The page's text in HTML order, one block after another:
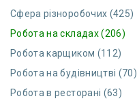
Сфера різноробочих (425)
Робота на складах (206)
Робота карщиком (112)
Робота на будівництві (70)
Робота в ресторані (63)